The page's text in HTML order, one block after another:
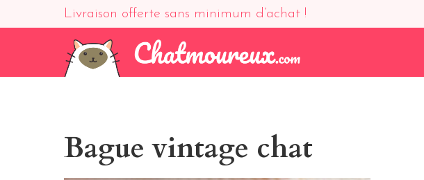
Livraison offerte sans minimum d’achat !
Bague vintage chat